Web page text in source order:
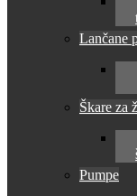
Lančane
Škare za
Pumpe